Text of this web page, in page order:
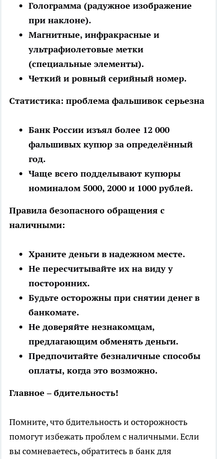
Голограмма (радужное изображение
при наклоне).
Магнитные, инфракрасные и
ультрафиолетовые метки
(специальные элементы).
Четкий и ровный серийный номер.
Статистика: проблема фальшивок серьезна
Банк России изъял более 12 000
фальшивых купюр за определённый
год.
Чаще всего подделывают купюры
номиналом 5000, 2000 и 1000 рублей.
Правила безопасного обращения с
наличными:
Храните деньги в надежном месте.
Не пересчитывайте их на виду у
посторонних.
Будьте осторожны при снятии денег в
банкомате.
Не доверяйте незнакомцам,
предлагающим обменять деньги.
Предпочитайте безналичные способы
оплаты, когда это возможно.
Главное – бдительность!
Помните, что бдительность и осторожность
помогут избежать проблем с наличными. Если
вы сомневаетесь, обратитесь в банк для